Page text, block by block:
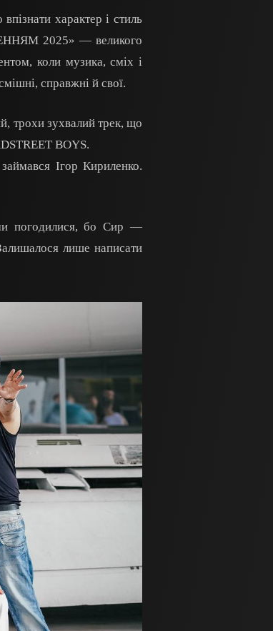
характер і стиль
2025» — великого
коли музика, сміх і
справжні й свої.
трохи зухвалий трек, що
BOYS.
Ігор Кириленко.
погодилися, бо Сир —
лише написати